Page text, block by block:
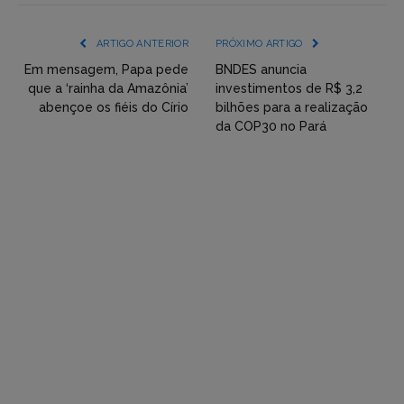
(YouTube,
Twitter,
Flickr
etc)
ARTIGO ANTERIOR
Em mensagem, Papa pede
que a ‘rainha da Amazônia’
abençoe os fiéis do Círio
PRÓXIMO ARTIGO
BNDES anuncia
investimentos de R$ 3,2
bilhões para a realização
da COP30 no Pará